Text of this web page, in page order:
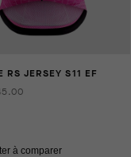
RS JERSEY S11 EF
à comparer